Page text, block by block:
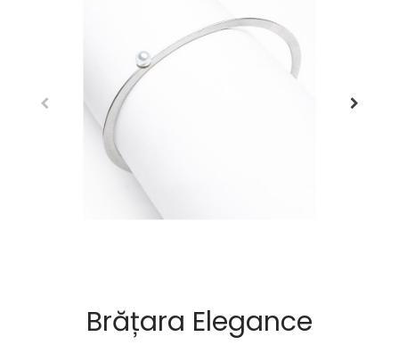
Brățara Elegance